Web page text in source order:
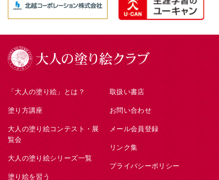
「大人の塗り絵」とは？
塗り方講座
大人の塗り絵コンテスト・展
覧会
大人の塗り絵シリーズ一覧
塗り絵を習う
取扱い書店
お問い合わせ
メール会員登録
リンク集
プライバシーポリシー